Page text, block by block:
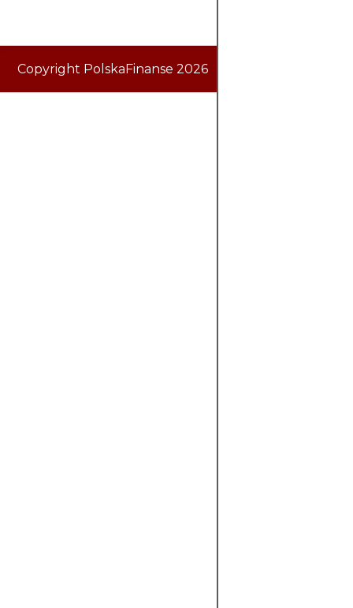
Copyright PolskaFinanse 2026